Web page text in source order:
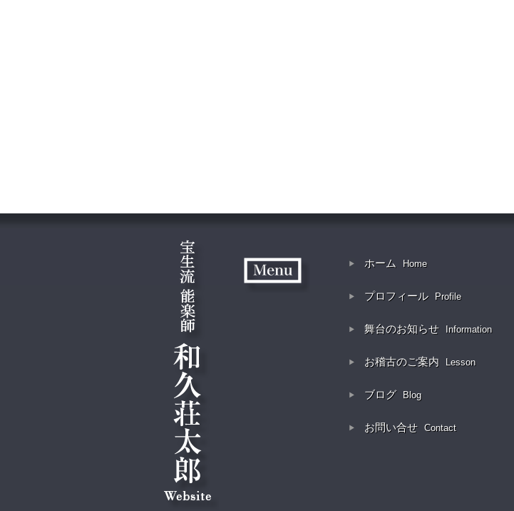
ホーム Home
プロフィール Profile
舞台のお知らせ Information
お稽古のご案内 Lesson
ブログ Blog
お問い合せ Contact